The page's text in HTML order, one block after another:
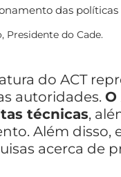
das
Presidente do Cade.
do ACT
autoridades. O
técnicas,
Além
acerca de